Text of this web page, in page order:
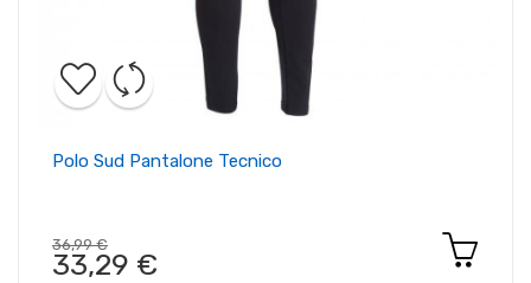
Polo Sud Pantalone Tecnico
36,99 €
33,29 €